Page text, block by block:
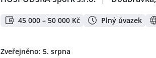
45 000 – 50 000 Kč Plný úvazek
Zveřejněno: 5. srpna